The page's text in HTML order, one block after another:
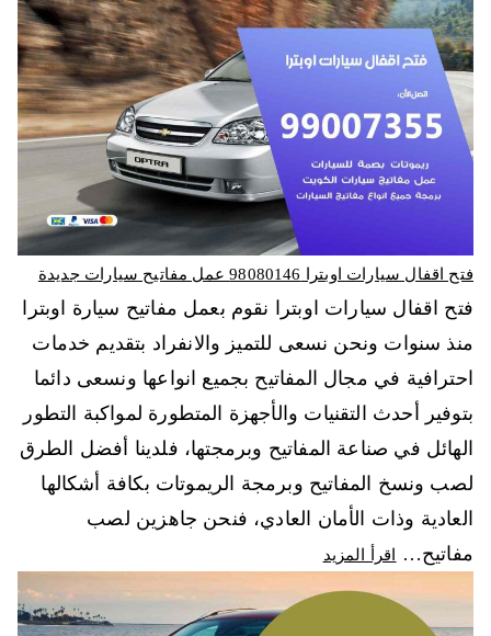
فتح اقفال سيارات اوبترا 98080146‬ عمل مفاتيح سيارات جديدة
فتح اقفال سيارات اوبترا نقوم بعمل مفاتيح سيارة اوبترا
منذ سنوات ونحن نسعى للتميز والانفراد بتقديم خدمات
احترافية في مجال المفاتيح بجميع انواعها ونسعى دائما
بتوفير أحدث التقنيات والأجهزة المتطورة لمواكبة التطور
الهائل في صناعة المفاتيح وبرمجتها، فلدينا أفضل الطرق
لصب ونسخ المفاتيح وبرمجة الريموتات بكافة أشكالها
العادية وذات الأمان العادي، فنحن جاهزين لصب
مفاتيح…
اقرأ المزيد